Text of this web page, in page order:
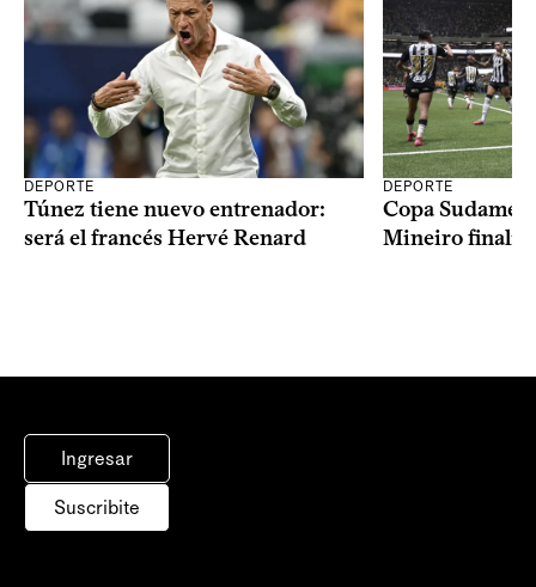
DEPORTE
Túnez tiene nuevo entrenador:
será el francés Hervé Renard
DEPORTE
Copa
Mineiro
Ingresar
Suscribite